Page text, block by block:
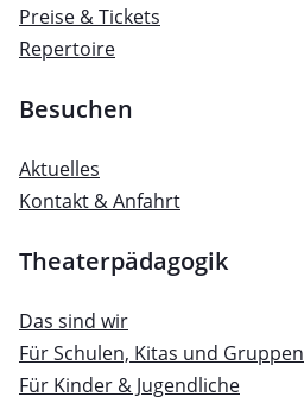
Preise & Tickets
Repertoire
Besuchen
Aktuelles
Kontakt & Anfahrt
Theaterpädagogik
Das sind wir
Für Schulen, Kitas und Gruppen
Für Kinder & Jugendliche